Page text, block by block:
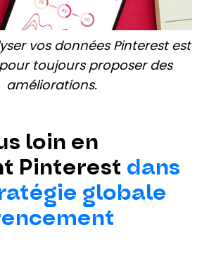
vos données Pinterest est
toujours proposer des
améliorations.
loin en
Pinterest dans
globale